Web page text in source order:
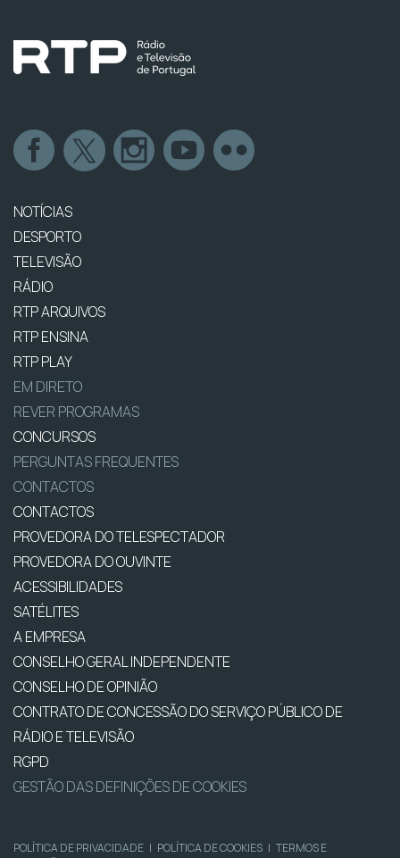
NOTÍCIAS
DESPORTO
TELEVISÃO
RÁDIO
RTP ARQUIVOS
RTP ENSINA
RTP PLAY
EM DIRETO
REVER PROGRAMAS
CONCURSOS
PERGUNTAS FREQUENTES
CONTACTOS
CONTACTOS
PROVEDORA DO TELESPECTADOR
PROVEDORA DO OUVINTE
ACESSIBILIDADES
SATÉLITES
A EMPRESA
CONSELHO GERAL INDEPENDENTE
CONSELHO DE OPINIÃO
CONTRATO DE CONCESSÃO DO SERVIÇO PÚBLICO DE
RÁDIO E TELEVISÃO
RGPD
GESTÃO DAS DEFINIÇÕES DE COOKIES
POLÍTICA DE PRIVACIDADE | POLÍTICA DE COOKIES | TERMOS E